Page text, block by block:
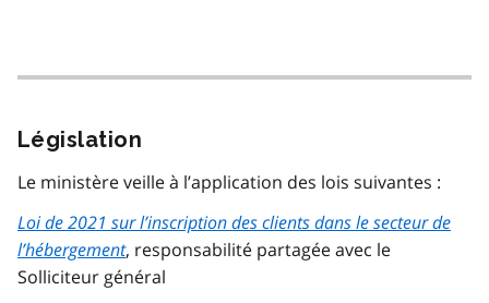
Législation
Le ministère veille à l’application des lois suivantes :
Loi de 2021 sur l’inscription des clients dans le secteur de
l’hébergement, responsabilité partagée avec le
Solliciteur général